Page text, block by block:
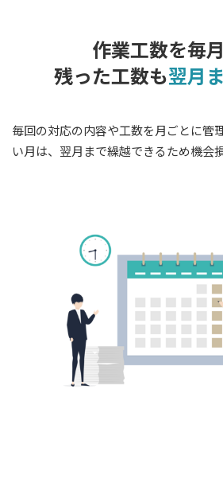
作業工数を毎
残った工数も翌月
毎回の対応の内容や工数を月ごとに管
い月は、翌月まで繰越できるため機会